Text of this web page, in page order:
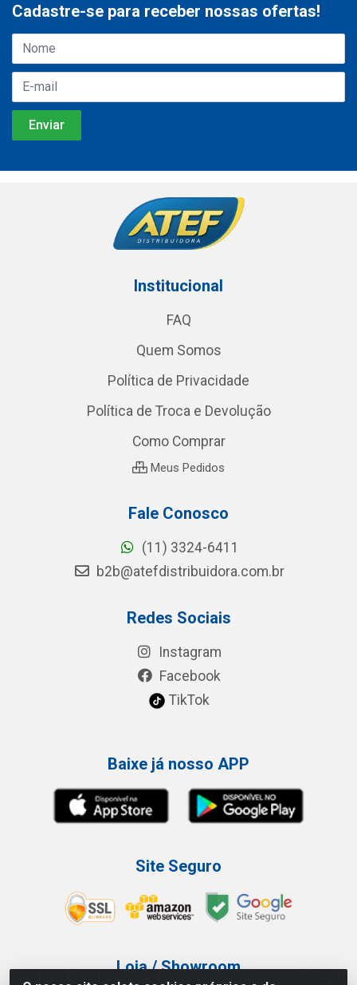
Cadastre-se para receber nossas ofertas!
Institucional
FAQ
Quem Somos
Política de Privacidade
Política de Troca e Devolução
Como Comprar
Meus Pedidos
Fale Conosco
(11) 3324-6411
b2b@atefdistribuidora.com.br
Redes Sociais
Instagram
Facebook
TikTok
Baixe já nosso APP
Site Seguro
Loja / Showroom